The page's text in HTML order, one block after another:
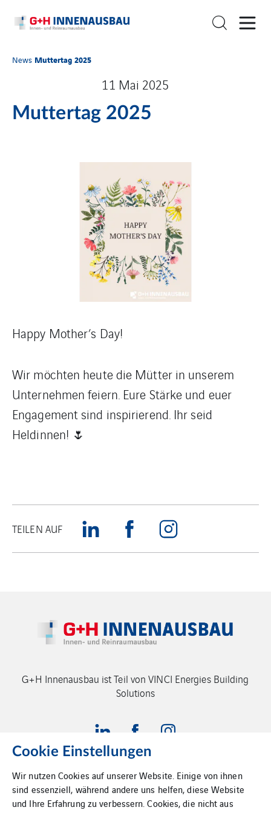
News Muttertag 2025
11 Mai 2025
Muttertag 2025
Happy Mother’s Day!
Wir möchten heute die Mütter in unserem
Unternehmen feiern. Eure Stärke und euer
Engagement sind inspirierend. Ihr seid
Heldinnen! 🌷
TEILEN AUF
G+H Innenausbau ist Teil von VINCI Energies Building
Solutions
Impressum
Cookie Einstellungen
Wir nutzen Cookies auf unserer Website. Einige von ihnen
sind essenziell, während andere uns helfen, diese Website
und Ihre Erfahrung zu verbessern. Cookies, die nicht aus